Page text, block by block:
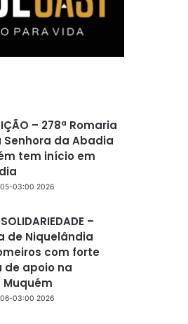
– 278ª Romaria
Senhora da Abadia
tem início em
03:00 2026
–
de Niquelândia
com forte
de apoio na
03:00 2026